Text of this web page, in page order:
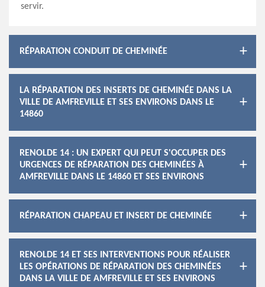
servir.
RÉPARATION CONDUIT DE CHEMINÉE
LA RÉPARATION DES INSERTS DE CHEMINÉE DANS LA
VILLE DE AMFREVILLE ET SES ENVIRONS DANS LE
14860
RENOLDE 14 : UN EXPERT QUI PEUT S'OCCUPER DES
URGENCES DE RÉPARATION DES CHEMINÉES À
AMFREVILLE DANS LE 14860 ET SES ENVIRONS
RÉPARATION CHAPEAU ET INSERT DE CHEMINÉE
RENOLDE 14 ET SES INTERVENTIONS POUR RÉALISER
LES OPÉRATIONS DE RÉPARATION DES CHEMINÉES
DANS LA VILLE DE AMFREVILLE ET SES ENVIRONS